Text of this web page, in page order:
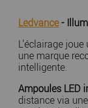
Ledvance-
L'éclairage
une marque
intelligente.
Ampoules LED
distance via